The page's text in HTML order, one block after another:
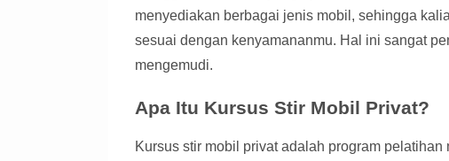
menyediakan berbagai jenis mobil, sehingga
sesuai dengan kenyamananmu. Hal ini sangat
mengemudi.
Apa Itu Kursus Stir Mobil Privat?
Kursus stir mobil privat adalah program